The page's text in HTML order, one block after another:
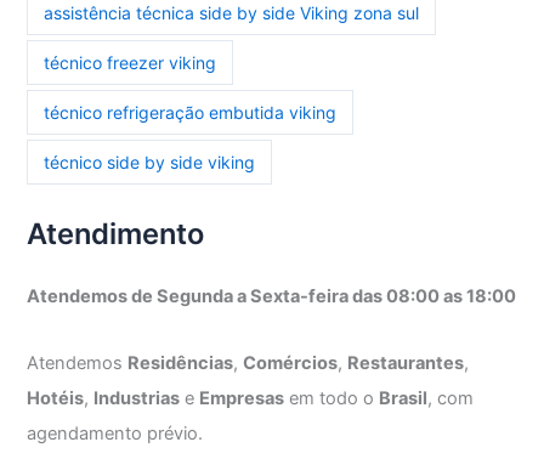
assistência técnica side by side Viking zona sul
técnico freezer viking
técnico refrigeração embutida viking
técnico side by side viking
Atendimento
Atendemos de Segunda a Sexta-feira das 08:00 as 18:00
Atendemos Residências,Comércios, Restaurantes,
Hotéis, Industrias e Empresas em todo o Brasil, com
agendamento prévio.